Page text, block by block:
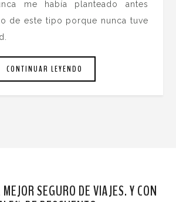
me había planteado antes
de este tipo porque nunca tuve
CONTINUAR LEYENDO
SEGURO DE VIAJES. Y CON